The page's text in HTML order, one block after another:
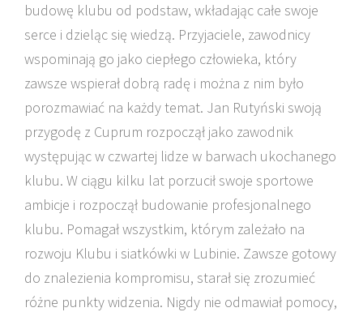
budowę klubu od podstaw, wkładając całe swoje
serce i dzieląc się wiedzą. Przyjaciele, zawodnicy
wspominają go jako ciepłego człowieka, który
zawsze wspierał dobrą radę i można z nim było
porozmawiać na każdy temat. Jan Rutyński swoją
przygodę z Cuprum rozpoczął jako zawodnik
występując w czwartej lidze w barwach ukochanego
klubu. W ciągu kilku lat porzucił swoje sportowe
ambicje i rozpoczął budowanie profesjonalnego
klubu. Pomagał wszystkim, którym zależało na
rozwoju Klubu i siatkówki w Lubinie. Zawsze gotowy
do znalezienia kompromisu, starał się zrozumieć
różne punkty widzenia. Nigdy nie odmawiał pomocy,